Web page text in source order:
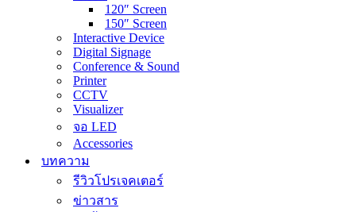
120″ Screen
150″ Screen
Interactive Device
Digital Signage
Conference & Sound
Printer
CCTV
Visualizer
จอ LED
Accessories
บทความ
รีวิวโปรเจคเตอร์
ข่าวสาร